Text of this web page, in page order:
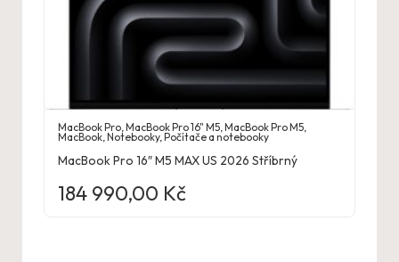
MacBook Pro,MacBook Pro 16" M5,MacBook Pro M5,
MacBook,Notebooky,Počítače a notebooky
MacBook Pro 16″ M5 MAX US 2026 Stříbrný
184 990,00 Kč